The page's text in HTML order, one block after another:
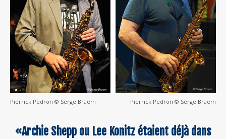
Pierrick Pédron © Serge Braem Pierrick Pédron © Serge Braem
«Archie Shepp ou Lee Konitz étaient déjà dans